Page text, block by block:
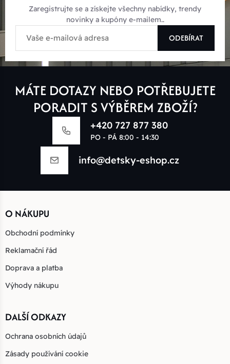
Zaregistrujte se a získejte všechny nabídky, trendy
novinky a kupóny e-mailem..
ODEBÍRAT
MÁTE DOTAZY NEBO POTŘEBUJETE
PORADIT S VÝBĚREM ZBOŽÍ?
+420 727 877 380
PO - PÁ 8:00 - 14:30
info@detsky-eshop.cz
O NÁKUPU
Obchodní podmínky
Reklamační řád
Doprava a platba
Výhody nákupu
DALŠÍ ODKAZY
Ochrana osobních údajů
Zásady používání cookie